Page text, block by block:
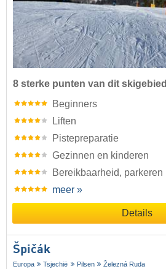
8 sterke punten van dit skigebied
Beginners
Liften
Pistepreparatie
Gezinnen en kinderen
Bereikbaarheid, parkeren
meer »
Details
Špičák
Europa Tsjechië Pilsen Železná Ruda